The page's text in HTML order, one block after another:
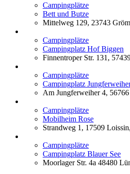
Campingplätze
Bett und Butze
Mittelweg 129, 23743
Campingplätze
Campingplatz Hof Biggen
Finnentroper Str. 131,
Campingplätze
Campingplatz
Am Jungferweiher 4,
Campingplätze
Mobilheim Rose
Strandweg 1, 17509
Campingplätze
Campingplatz Blauer See
Moorlager Str. 4a 48480